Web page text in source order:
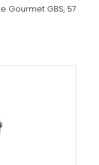
Gourmet GBS, 57